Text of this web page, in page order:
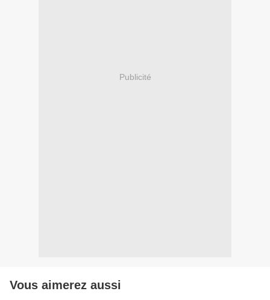
Publicité
Vous aimerez aussi